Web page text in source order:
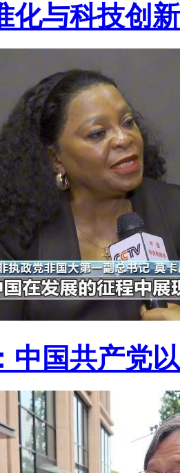
化与科技创
中国共产党